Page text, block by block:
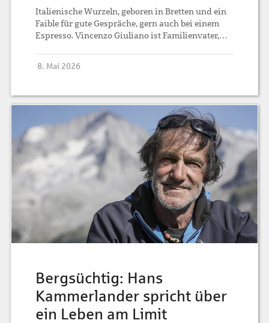
Italienische Wurzeln, geboren in Bretten und ein
Faible für gute Gespräche, gern auch bei einem
Espresso. Vincenzo Giuliano ist Familienvater,…
8. Mai 2026
Bergsüchtig: Hans
Kammerlander spricht über
ein Leben am Limit